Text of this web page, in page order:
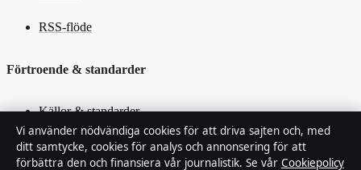
RSS-flöde
Förtroende & standarder
Källor & standarder
Redaktionell policy
Vi använder nödvändiga cookies för att driva sajten och, med
ditt samtycke, cookies för analys och annonsering för att
förbättra den och finansiera vår journalistik. Se vår Cookiepolicy